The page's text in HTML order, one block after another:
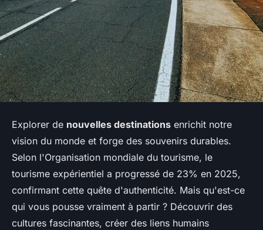
Explorer de nouvelles destinations enrichit notre
vision du monde et forge des souvenirs durables.
Selon l'Organisation mondiale du tourisme, le
tourisme expérientiel a progressé de 23% en 2025,
confirmant cette quête d'authenticité. Mais qu'est-ce
qui vous pousse vraiment à partir ? Découvrir des
cultures fascinantes, créer des liens humains